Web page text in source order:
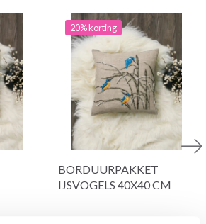
20% korting
BORDUURPAKKET
IJSVOGELS 40X40 CM